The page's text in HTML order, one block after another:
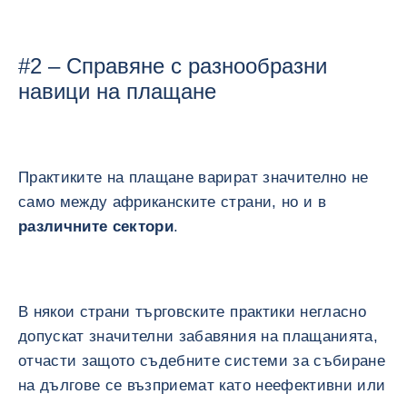
#2 – Справяне с разнообразни
навици на плащане
Практиките на плащане варират значително не
само между африканските страни, но и в
различните сектори.
В някои страни търговските практики негласно
допускат значителни забавяния на плащанията,
отчасти защото съдебните системи за събиране
на дългове се възприемат като неефективни или